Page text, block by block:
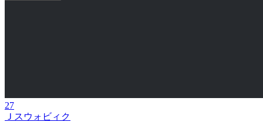
27
Ｊスウォビィク